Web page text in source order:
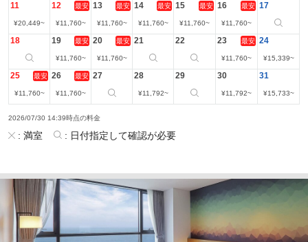
11
¥20,449~
12 最安
¥11,760~
13 最安
¥11,760~
14 最安
¥11,760~
15 最安
¥11,760~
16 最安
¥11,760~
17
18 19 最安
¥11,760~
20 最安
¥11,760~
21 22 23 最安
¥11,760~
24
¥15,339~
25 最安
¥11,760~
26 最安
¥11,760~
27 28
¥11,792~
29 30
¥11,792~
31
¥15,733~
2026/07/30 14:39時点の料金
: 満室 : 日付指定して確認が必要